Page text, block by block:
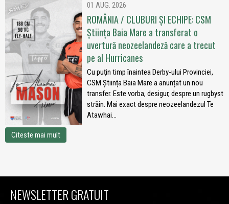
01 AUG. 2026
ROMÂNIA / CLUBURI ȘI ECHIPE: CSM
Știința Baia Mare a transferat o
uvertură neozeelandeză care a trecut
pe al Hurricanes
Cu puțin timp înaintea Derby-ului Provinciei,
CSM Știința Baia Mare a anunțat un nou
transfer. Este vorba, desigur, despre un rugbyst
străin. Mai exact despre neozeelandezul Te
Atawhai...
Citeste mai mult
NEWSLETTER GRATUIT